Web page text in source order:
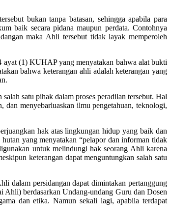
bukan tanpa batasan, sehingga apabila para
baik secara pidana maupun perdata. Contohnya
maka Ahli tersebut tidak layak memperoleh
ayat (1) KUHAP yang menyatakan bahwa alat bukti
bahwa keterangan ahli adalah keterangan yang
satu pihak dalam proses peradilan tersebut. Hal
dan menyebarluaskan ilmu pengetahuan, teknologi,
hak atas lingkungan hidup yang baik dan
yang menyatakan “pelapor dan informan tidak
untuk melindungi hak seorang Ahli karena
keterangan dapat menguntungkan salah satu
dalam persidangan dapat dimintakan pertanggung
Ahli) berdasarkan Undang-undang Guru dan Dosen
dan etika. Namun sekali lagi, apabila terdapat